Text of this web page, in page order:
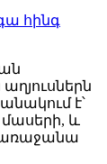
հինգ
է՝
և